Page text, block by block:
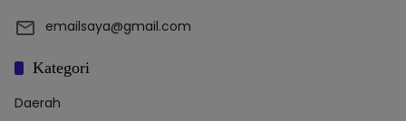
emailsaya@gmail.com
Kategori
Daerah